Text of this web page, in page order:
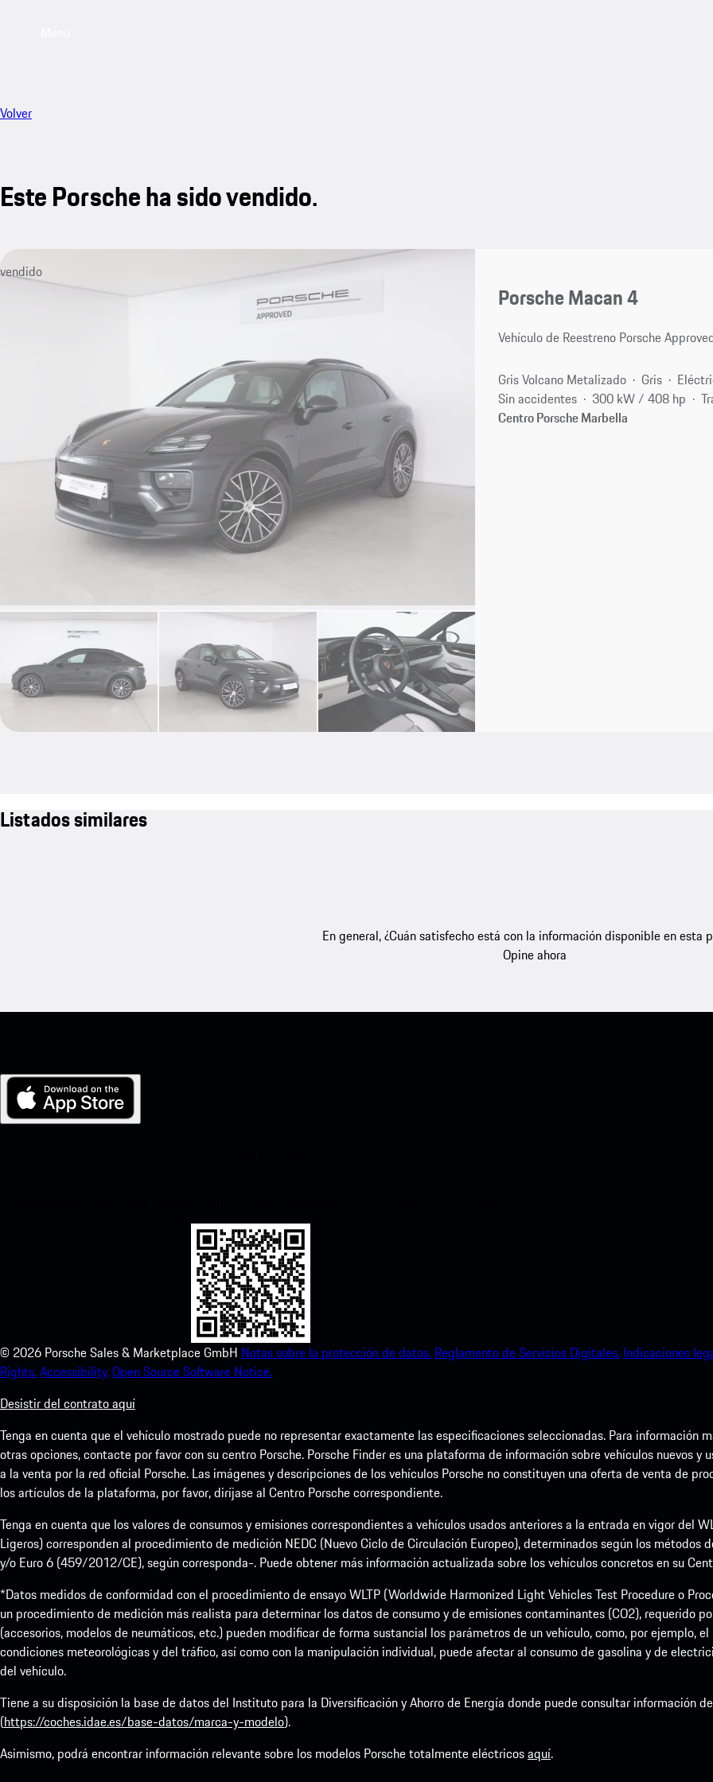
Volver
Este Porsche ha sido vendido.
vendido
Porsche Macan 4
Vehículo de Reestreno Porsche
Gris Volcano Metalizado Gris
Sin accidentes
300 kW / 408 hp
Centro Porsche Marbella
Listados similares
En general, ¿Cuán satisfecho está con la información disponible en esta
Opine ahora
© 2026 Porsche Sales & Marketplace GmbH Notas sobre la protección de datos. Reglamento de Servicios Digitales. Indicaciones
Rights.Accessibility.Open Source Software Notice.
Desistir del contrato aquí
Tenga en cuenta que el vehículo mostrado puede no representar exactamente las especificaciones seleccionadas. Para información
otras opciones, contacte por favor con su centro Porsche. Porsche Finder es una plataforma de información sobre vehículos nuevos y
a la venta por la red oficial Porsche. Las imágenes y descripciones de los vehículos Porsche no constituyen una oferta de venta de
los artículos de la plataforma, por favor, diríjase al Centro Porsche correspondiente.
Tenga en cuenta que los valores de consumos y emisiones correspondientes a vehículos usados anteriores a la entrada en vigor del
Ligeros) corresponden al procedimiento de medición NEDC (Nuevo Ciclo de Circulación Europeo), determinados según los
y/o Euro 6 (459/2012/CE), según corresponda-. Puede obtener más información actualizada sobre los vehículos concretos en su
*Datos medidos de conformidad con el procedimiento de ensayo WLTP (Worldwide Harmonized Light Vehicles Test Procedure o
un procedimiento de medición más realista para determinar los datos de consumo y de emisiones contaminantes (CO2), requerido
(accesorios, modelos de neumáticos, etc.) pueden modificar de forma sustancial los parámetros de un vehículo, como, por ejemplo,
condiciones meteorológicas y del tráfico, así como con la manipulación individual, puede afectar al consumo de gasolina y de
del vehículo.
Tiene a su disposición la base de datos del Instituto para la Diversificación y Ahorro de Energía donde puede consultar información
(https://coches.idae.es/base-datos/marca-y-modelo).
Asimismo, podrá encontrar información relevante sobre los modelos Porsche totalmente eléctricosaquí.